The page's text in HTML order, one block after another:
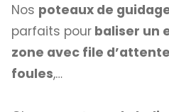
Nos poteaux de
parfaits pour baliser un
zone avec file d’attente
foules,…